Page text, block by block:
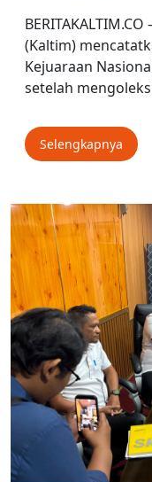
(Kaltim)
Kejuaraan
setelah
Selengkapnya